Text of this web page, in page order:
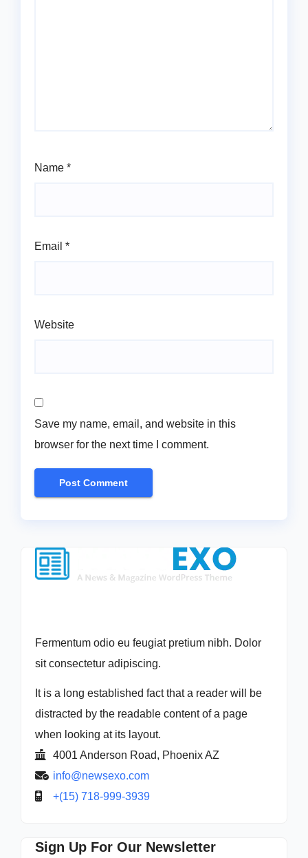
Name *
Email *
Website
Save my name, email, and website in this
browser for the next time I comment.
Fermentum odio eu feugiat pretium nibh. Dolor
sit consectetur adipiscing.
It is a long established fact that a reader will be
distracted by the readable content of a page
when looking at its layout.
4001 Anderson Road, Phoenix AZ
info@newsexo.com
+(15) 718-999-3939
Sign Up For Our Newsletter